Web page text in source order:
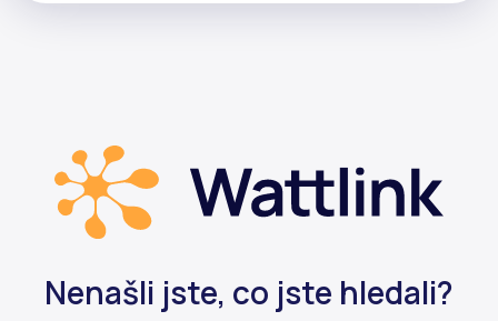
Nenašli jste, co jste hledali?